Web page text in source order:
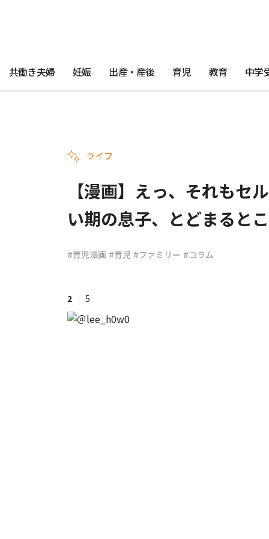
#ワンオペ育児
共働き夫婦 妊娠 出産・産後 育児 教育 中学
ライフ
【漫画】えっ、それもセ
い期の息子、とどまると
#育児漫画 #育児 #ファミリー #コラム
2 5